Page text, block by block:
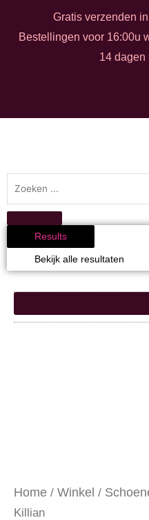
naar
Gratis verzenden
Bestellingen voor 16:00u
14 dagen
k
-
f
a
Search
...
Results
Bekijk alle resultaten
Home / Winkel /
Killian